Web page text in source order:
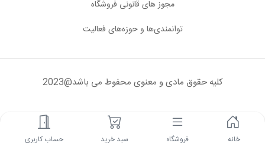
خانه فروشگاه سبد خرید حساب کاربری
مجوز های قانونی فروشگاه
توانمندی‌ها و حوزه‌های فعالیت
کلیه حقوق مادی و معنوی محفوط می باشد@2023
شبکه های اجتماعی